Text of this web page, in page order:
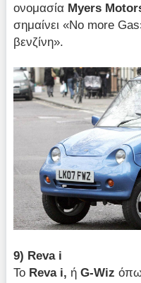
ονομασία Myers
σημαίνει «No more
βενζίνη».
9) Reva i
Το Reva i, ήG-Wiz